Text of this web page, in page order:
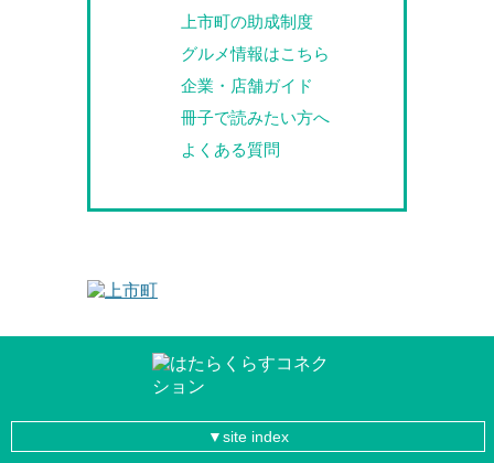
上市町の助成制度
グルメ情報はこちら
企業・店舗ガイド
冊子で読みたい方へ
よくある質問
site index